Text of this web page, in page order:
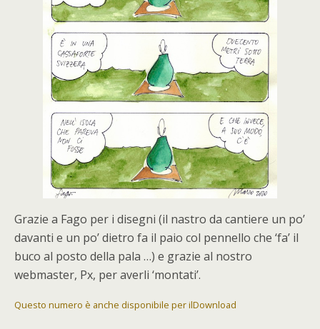
Grazie a Fago per i disegni (il nastro da cantiere un po’
davanti e un po’ dietro fa il paio col pennello che ‘fa’ il
buco al posto della pala …) e grazie al nostro
webmaster, Px, per averli ‘montati’.
Questo numero è anche disponibile per ilDownload